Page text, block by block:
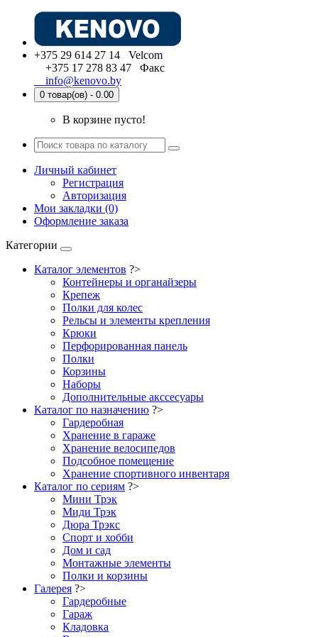
+375 29 614 27 14 Velcom
+375 17 278 83 47 Факс
info@kenovo.by
0 товар(ов) - 0.00
В корзине пусто!
Личный кабинет
Регистрация
Авторизация
Мои закладки (0)
Оформление заказа
Категории
Каталог элементов ?>
Контейнеры и органайзеры
Крепеж
Полки для колес
Рельсы и элементы крепления
Крюки
Перфорированная панель
Полки
Корзины
Наборы
Дополнительные акссесуары
Каталог по назначению ?>
Гардеробная
Хранение в гараже
Хранение велосипедов
Подсобное помещение
Хранение спортивного инвентаря
Каталог по сериям ?>
Мини Трэк
Миди Трэк
Дюра Трэкс
Спорт и хобби
Дом и сад
Монтажные элементы
Полки и корзины
Галерея ?>
Гардеробные
Гараж
Кладовка